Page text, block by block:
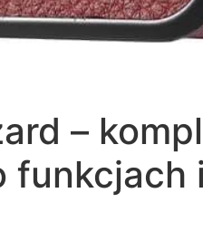
–
funkcjach